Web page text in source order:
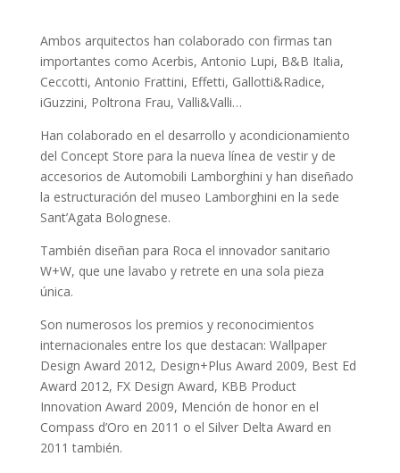
Ambos arquitectos han colaborado con firmas tan
importantes como Acerbis, Antonio Lupi, B&B Italia,
Ceccotti, Antonio Frattini, Effetti, Gallotti&Radice,
iGuzzini, Poltrona Frau, Valli&Valli…
Han colaborado en el desarrollo y acondicionamiento
del Concept Store para la nueva línea de vestir y de
accesorios de Automobili Lamborghini y han diseñado
la estructuración del museo Lamborghini en la sede
Sant’Agata Bolognese.
También diseñan para Roca el innovador sanitario
W+W, que une lavabo y retrete en una sola pieza
única.
Son numerosos los premios y reconocimientos
internacionales entre los que destacan: Wallpaper
Design Award 2012, Design+Plus Award 2009, Best Ed
Award 2012, FX Design Award, KBB Product
Innovation Award 2009, Mención de honor en el
Compass d’Oro en 2011 o el Silver Delta Award en
2011 también.